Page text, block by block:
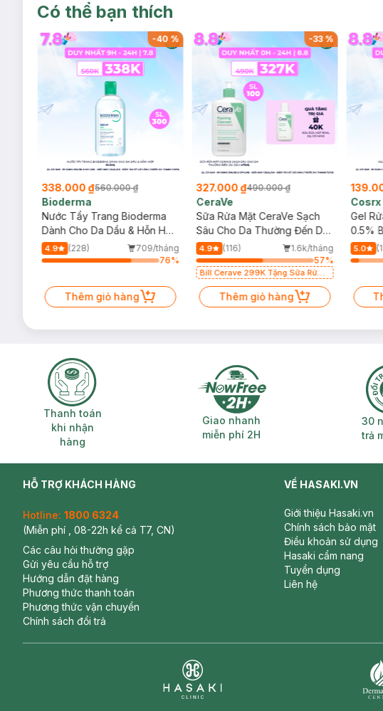
Có thể bạn thích
-40 %
338.000 ₫560.000 ₫
Bioderma
Nước Tẩy Trang Bioderma
Dành Cho Da Dầu & Hỗn Hợp
500ml
4.9 (228)
709/tháng
76%
Thêm giỏ hàng
-33%
327.000 ₫490.000 ₫
CeraVe
Sữa Rửa Mặt CeraVe Sạch
Sâu Cho Da Thường Đến Da
Dầu 473ml
4.9 (116)
1.6k/tháng
57%
Bill Cerave 299K Tặng Sữa Rửa
Mặt Cerave 30ml (SL có hạn)
Thêm giỏ hàng
Cosrx
Gel
0.5%
150ml
5.0
Thanh toán khi nhận hàng
Thanh toán
khi nhận
hàng
Giao nhanh miễn phí 2H
Giao nhanh
miễn phí 2H
30
trả
HỖ TRỢ KHÁCH HÀNG
Hotline: 1800 6324
(Miễn phí , 08-22h kể cả T7, CN)
Các câu hỏi thường gặp
Gửi yêu cầu hỗ trợ
Hướng dẫn đặt hàng
Phương thức thanh toán
Phương thức vận chuyển
Chính sách đổi trả
VỀ HASAKI.VN
Giới thiệu Hasaki.vn
Chính sách bảo mật
Điều khoản sử dụng
Hasaki cẩm nang
Tuyển dụng
Liên hệ